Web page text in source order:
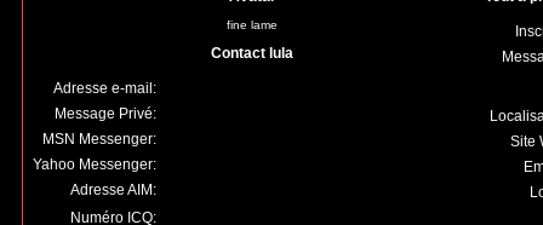
fine lame
Site
Contact lula
Adresse e-mail:
Message Privé:
MSN Messenger:
Yahoo Messenger:
Adresse AIM:
Numéro ICQ: